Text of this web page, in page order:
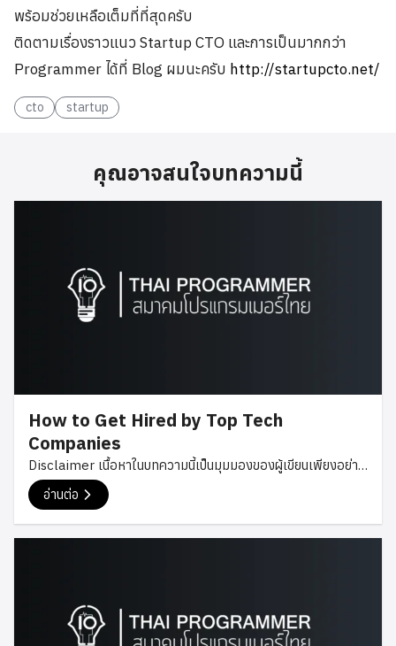
พร้อมช่วยเหลือเต็มที่ที่สุดครับ
ติดตามเรื่องราวแนว Startup CTO และการเป็นมากกว่า
Programmer ได้ที่ Blog ผมนะครับ http://startupcto.net/
cto startup
คุณอาจสนใจบทความนี้
How to Get Hired by Top Tech
Companies
Disclaimer เนื้อหาในบทความนี้เป็นมุมมองของผู้เขียนเพียงอย่าง
เดียว ไม่มีส่วนเกี่ยวข้องกับนายจ้างปัจจุบันหรืออนาคต เนื้อหาทุก
อย่างเป็นเพียงแนวทางทั่วไป ซึ่งอาจแตกต่างไปในแต่ละบริษัทหรือ
ตำแหน่งงาน คิดว่าหลายๆคนคงอยากรู้ว่าการจะเข้าไปทำงานใน
ทำงานกับหนึ่งในบริษัทข้างต้น จึงอยากมาแชร์ประสบการณ์นี้กัน
ครับ สไลด์ประกอบบทความนี้ดูได้ที่
อ่านต่อ